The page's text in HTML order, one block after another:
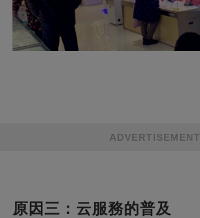
ADVERTISEMENT
原因三：云服務的普及